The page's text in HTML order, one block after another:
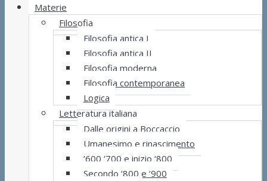
Materie
Filosofia
Filosofia antica I
Filosofia antica II
Filosofia moderna
Filosofia contemporanea
Logica
Letteratura italiana
Dalle origini a Boccaccio
Umanesimo e rinascimento
‘600 ‘700 e inizio ‘800
Secondo ‘800 e ‘900